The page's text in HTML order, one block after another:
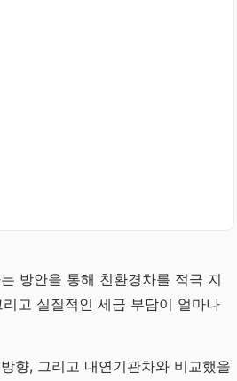
방안을 통해 친환경차를 적극 지
고 실질적인 세금 부담이 얼마나
향, 그리고 내연기관차와 비교했을